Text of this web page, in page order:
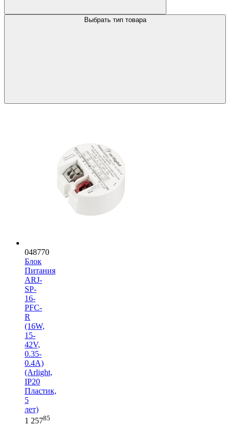
Выбрать тип товара
048770
Блок
Питания
ARJ-
SP-
16-
PFC-
R
(16W,
15-
42V,
0.35-
0.4A)
(Arlight,
IP20
Пластик,
5
лет)
1 25785